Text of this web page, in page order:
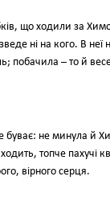
що ходили за
ні на кого. В
побачила – то й
буває: не минула й
топче пахучі
вірного серця.